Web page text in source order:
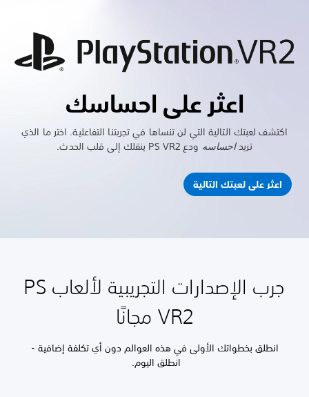
اعثر على احساسك
اكتشف لعبتك التالية التي لن تنساها في تجربتنا التفاعلية. اختر ما الذي
تريداحساسهودع PS VR2 ينقلك إلى قلب الحدث.
اعثر على لعبتك التالية
جرب الإصدارات التجريبية لألعاب PS
VR2 مجانًا
انطلق بخطواتك الأولى في هذه العوالم دون أي تكلفة إضافية -
انطلق اليوم.